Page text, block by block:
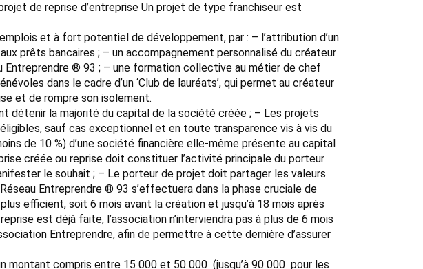
de reprise d’entreprise Un projet de type franchiseur est
et à fort potentiel de développement, par : – l’attribution d’un
prêts bancaires ; – un accompagnement personnalisé du créateur
Entreprendre ® 93 ; – une formation collective au métier de chef
dans le cadre d’un ‘Club de lauréats’, qui permet au créateur
et de rompre son isolement.
détenir la majorité du capital de la société créée ; – Les projets
sauf cas exceptionnel et en toute transparence vis à vis du
de 10 %) d’une société financière elle-même présente au capital
créée ou reprise doit constituer l’activité principale du porteur
le souhait ; – Le porteur de projet doit partager les valeurs
Entreprendre ® 93 s’effectuera dans la phase cruciale de
efficient, soit 6 mois avant la création et jusqu’à 18 mois après
est déjà faite, l’association n’interviendra pas à plus de 6 mois
Entreprendre, afin de permettre à cette dernière d’assurer
compris entre 15 000 et 50 000  (jusqu’à 90 000  pour les